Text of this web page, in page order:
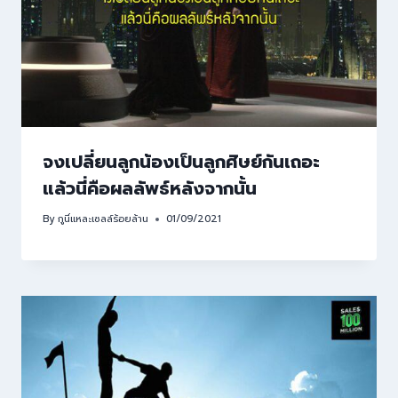
จงเปลี่ยนลูกน้องเป็นลูกศิษย์กันเถอะ
แล้วนี่คือผลลัพธ์หลังจากนั้น
Byกูนี่แหละเซลล์ร้อยล้าน 01/09/2021